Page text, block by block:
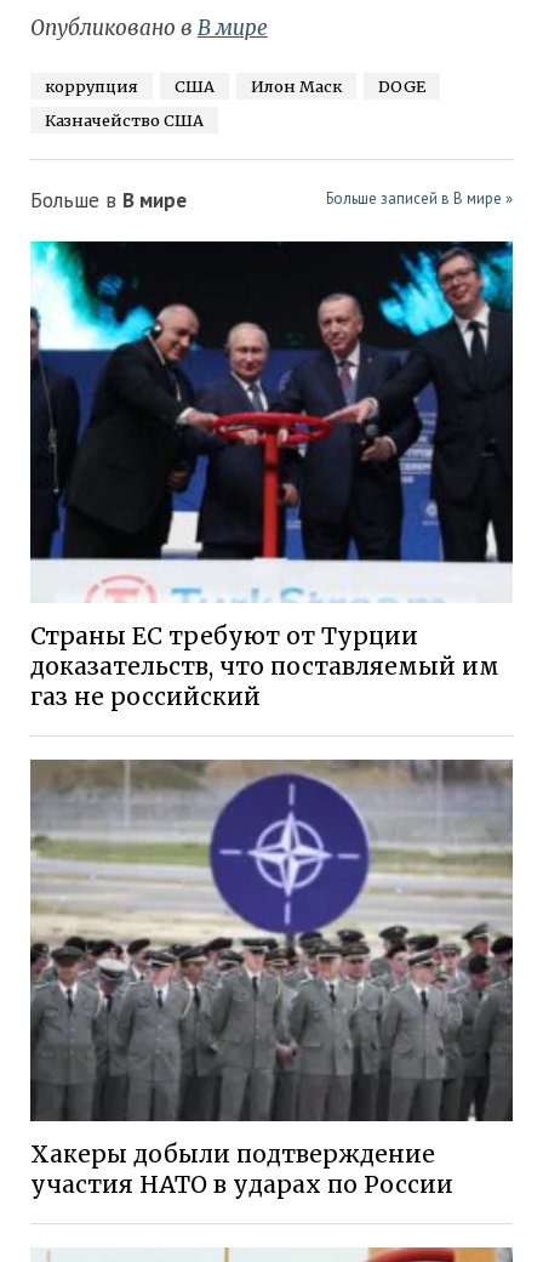
Опубликовано в В мире
коррупция США Илон Маск
DOGE
Казначейство США
Больше в В мире Больше записей в В мире »
Страны ЕС требуют от Турции
доказательств, что поставляемый им
газ не российский
Хакеры добыли подтверждение
участия НАТО в ударах по России